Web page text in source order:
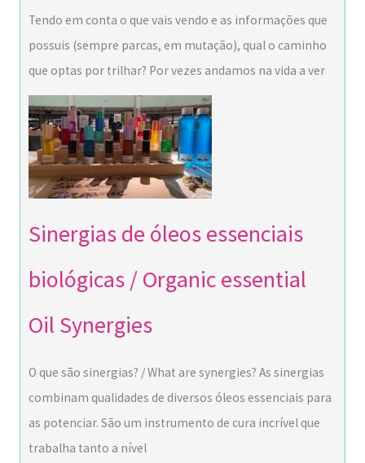
Tendo em conta o que vais vendo e as informações que
possuis (sempre parcas, em mutação), qual o caminho
que optas por trilhar? Por vezes andamos na vida a ver
Sinergias de óleos essenciais
biológicas / Organic essential
Oil Synergies
O que são sinergias? / What are synergies? As sinergias
combinam qualidades de diversos óleos essenciais para
as potenciar. São um instrumento de cura incrível que
trabalha tanto a nível